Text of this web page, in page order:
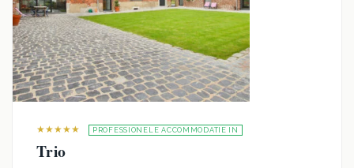
★★★★★ PROFESSIONELE ACCOMMODATIE IN
Trio